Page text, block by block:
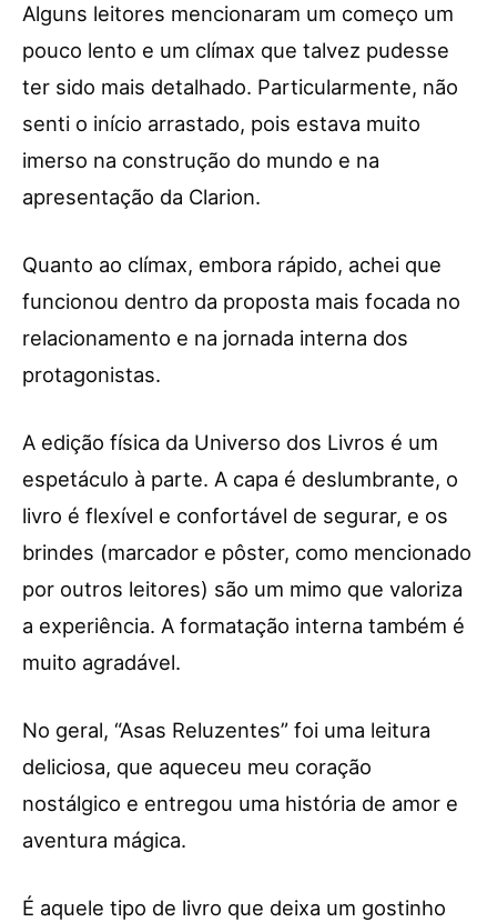
Alguns leitores mencionaram um começo um
pouco lento e um clímax que talvez pudesse
ter sido mais detalhado. Particularmente, não
senti o início arrastado, pois estava muito
imerso na construção do mundo e na
apresentação da Clarion.
Quanto ao clímax, embora rápido, achei que
funcionou dentro da proposta mais focada no
relacionamento e na jornada interna dos
protagonistas.
A edição física da Universo dos Livros é um
espetáculo à parte. A capa é deslumbrante, o
livro é flexível e confortável de segurar, e os
brindes (marcador e pôster, como mencionado
por outros leitores) são um mimo que valoriza
a experiência. A formatação interna também é
muito agradável.
No geral, “Asas Reluzentes” foi uma leitura
deliciosa, que aqueceu meu coração
nostálgico e entregou uma história de amor e
aventura mágica.
É aquele tipo de livro que deixa um gostinho